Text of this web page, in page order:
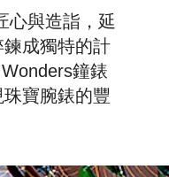
心與造詣，延
成獨特的計
鐘錶
寶腕錶的豐